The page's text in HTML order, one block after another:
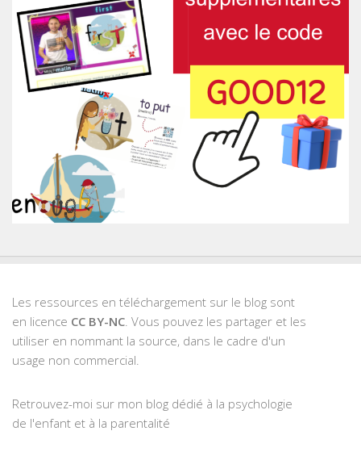
Les ressources en téléchargement sur le blog sont
en licence CC BY-NC . Vous pouvez les partager et les
utiliser en nommant la source, dans le cadre d'un
usage non commercial.
Retrouvez-moi sur mon blog dédié à la psychologie
de l'enfant et à la parentalité